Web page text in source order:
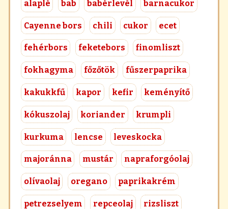
alaplé bab babérlevél barnacukor
Cayenne bors chili cukor ecet
fehérbors feketebors finomliszt
fokhagyma főzőtök fűszerpaprika
kakukkfű kapor kefir keményítő
kókuszolaj koriander krumpli
kurkuma lencse leveskocka
majoránna mustár napraforgóolaj
olívaolaj oregano paprikakrém
petrezselyem repceolaj rizsliszt